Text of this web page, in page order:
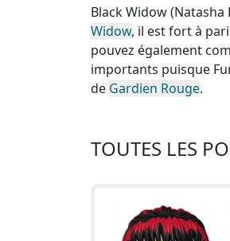
Black Widow
Widow, il est fort à
pouvez également
importants puisque
de Gardien Rouge.
TOUTES LES